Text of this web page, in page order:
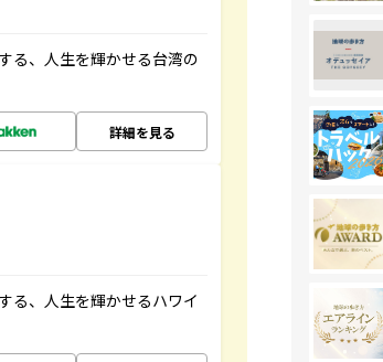
る、人生を輝かせる台湾の
詳細を見る
る、人生を輝かせるハワイ